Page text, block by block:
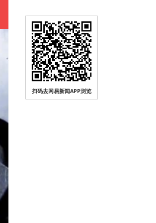
扫码去网易新闻APP浏览